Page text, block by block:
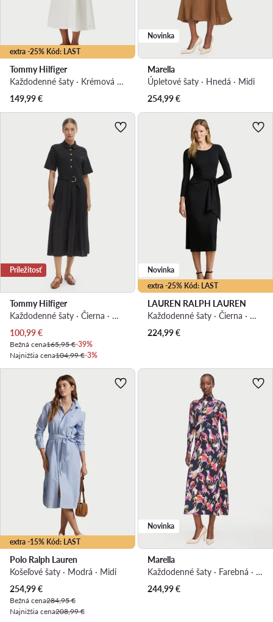
extra -25% Kód: LAST
Tommy Hilfiger
Každodenné šaty · Krémová · Midi
149,99€
Novinka
Marella
Úpletové šaty · Hnedá · Midi
254,99€
Príležitosť
Tommy Hilfiger
Každodenné šaty · Čierna · Midi
Aktuálna cena
100,99€
Bežná cena165,95 €-39%
Najnižšia cena104,99 €-3%
extra -25% Kód: LAST
Novinka
LAUREN RALPH LAUREN
Každodenné šaty · Čierna · Midi
224,99€
extra -15% Kód: LAST
Polo Ralph Lauren
Košeľové šaty · Modrá · Midi
Aktuálna cena
254,99€
Bežná cena284,95 €
Najnižšia cena208,99 €
Novinka
Marella
Každodenné šaty · Farebná · Midi
244,99€